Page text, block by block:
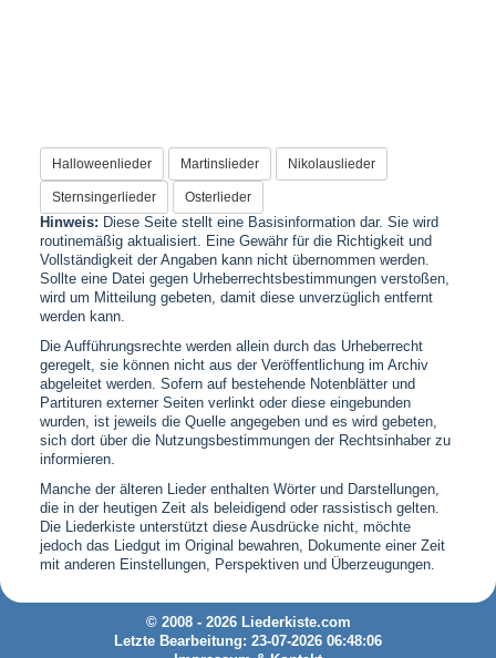
Halloweenlieder Martinslieder Nikolauslieder
Sternsingerlieder
Osterlieder
Hinweis: Diese Seite stellt eine Basisinformation dar. Sie wird
routinemäßig aktualisiert. Eine Gewähr für die Richtigkeit und
Vollständigkeit der Angaben kann nicht übernommen werden.
Sollte eine Datei gegen Urheberrechtsbestimmungen verstoßen,
wird um Mitteilung gebeten, damit diese unverzüglich entfernt
werden kann.
Die Aufführungsrechte werden allein durch das Urheberrecht
geregelt, sie können nicht aus der Veröffentlichung im Archiv
abgeleitet werden. Sofern auf bestehende Notenblätter und
Partituren externer Seiten verlinkt oder diese eingebunden
wurden, ist jeweils die Quelle angegeben und es wird gebeten,
sich dort über die Nutzungsbestimmungen der Rechtsinhaber zu
informieren.
Manche der älteren Lieder enthalten Wörter und Darstellungen,
die in der heutigen Zeit als beleidigend oder rassistisch gelten.
Die Liederkiste unterstützt diese Ausdrücke nicht, möchte
jedoch das Liedgut im Original bewahren, Dokumente einer Zeit
mit anderen Einstellungen, Perspektiven und Überzeugungen.
© 2008 - 2026 Liederkiste.com
Letzte Bearbeitung: 23-07-2026 06:48:06